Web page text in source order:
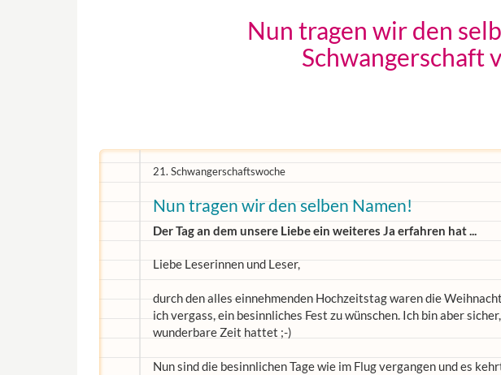
Nun tragen wir den
Schwangerschaft
21. Schwangerschaftswoche
Nun tragen wir den selben Namen!
Der Tag an dem unsere Liebe ein weiteres Ja erfahren hat ...
Liebe Leserinnen und Leser,
durch den alles einnehmenden Hochzeitstag waren die
ich vergass, ein besinnliches Fest zu wünschen. Ich bin aber
wunderbare Zeit hattet ;-)
Nun sind die besinnlichen Tage wie im Flug vergangen und es